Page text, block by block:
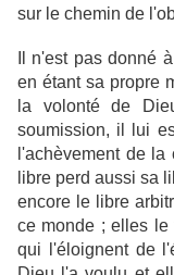
sur le chemin de
Il n'est pas donné
en étant sa propre
la volonté de
soumission, il lui
l'achèvement de
libre perd aussi sa
encore le libre
ce monde ; elles le
qui l'éloignent de